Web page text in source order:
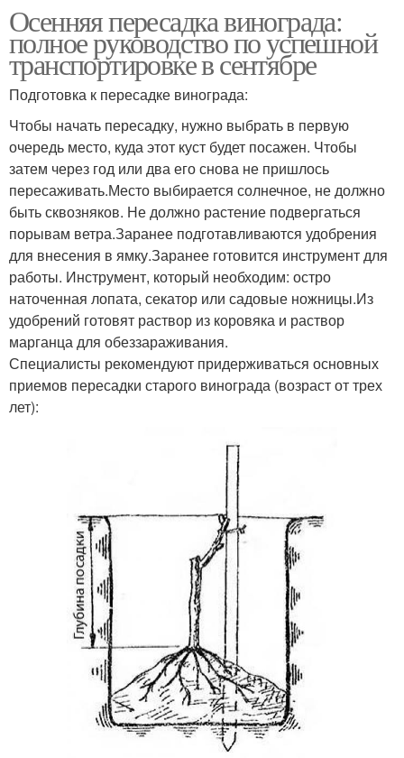
Осенняя пересадка винограда:
полное руководство по успешной
транспортировке в сентябре
Подготовка к пересадке винограда:
Чтобы начать пересадку, нужно выбрать в первую
очередь место, куда этот куст будет посажен. Чтобы
затем через год или два его снова не пришлось
пересаживать.Место выбирается солнечное, не должно
быть сквозняков. Не должно растение подвергаться
порывам ветра.Заранее подготавливаются удобрения
для внесения в ямку.Заранее готовится инструмент для
работы. Инструмент, который необходим: остро
наточенная лопата, секатор или садовые ножницы.Из
удобрений готовят раствор из коровяка и раствор
марганца для обеззараживания.
Специалисты рекомендуют придерживаться основных
приемов пересадки старого винограда (возраст от трех
лет):